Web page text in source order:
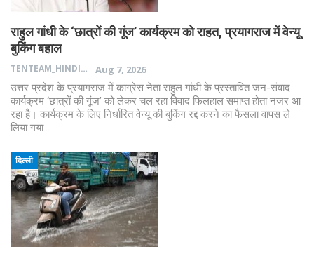
राहुल गांधी के ‘छात्रों की गूंज’ कार्यक्रम को राहत, प्रयागराज में वेन्यू
बुकिंग बहाल
TENTEAM_HINDI
Aug 7, 2026
उत्तर प्रदेश के प्रयागराज में कांग्रेस नेता राहुल गांधी के प्रस्तावित जन-संवाद
कार्यक्रम ‘छात्रों की गूंज’ को लेकर चल रहा विवाद फिलहाल समाप्त होता नजर आ
रहा है। कार्यक्रम के लिए निर्धारित वेन्यू की बुकिंग रद्द करने का फैसला वापस ले
लिया गया…
दिल्ली